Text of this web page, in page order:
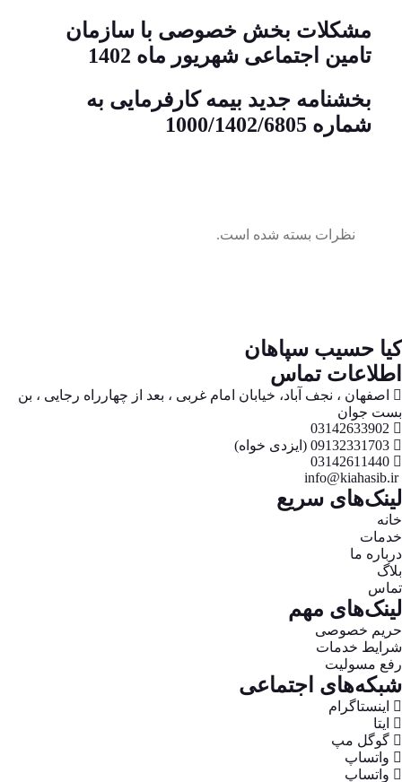
مشکلات بخش خصوصی با سازمان
تامین اجتماعی شهریور ماه 1402
بخشنامه جدید بیمه کارفرمایی به
شماره 1000/1402/6805
نظرات بسته شده است.
کیا حسیب سپاهان
اطلاعات تماس
اصفهان ، نجف آباد، خیابان امام غربی ، بعد از چهارراه رجایی ، بن
بست جوان
03142633902
09132331703 (ایزدی خواه)
03142611440
info@kiahasib.ir
لینک‌های سریع
خانه
خدمات
درباره ما
بلاگ
تماس
لینک‌های مهم
حریم خصوصی
شرایط خدمات
رفع مسولیت
شبکه‌های اجتماعی
اینستاگرام
ایتا
گوگل مپ
واتساپ
واتساپ